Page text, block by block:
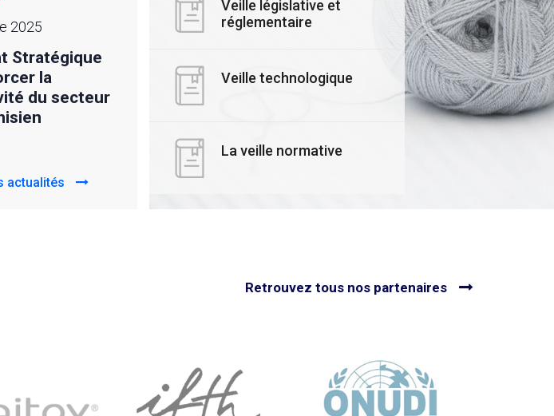
2025
du
24 mars 2025
réduisez et valorisez
𝙫𝙤𝙩𝙧𝙚 𝙚𝙢𝙥𝙧𝙚𝙞𝙣𝙩𝙚
𝙘𝙖𝙧𝙗𝙤𝙣𝙚 avec le
03 Novembre 2025
Le CETTEX
Transition :
Officiel de ses
Formateurs
Économie Circulaire
Veille législative et
réglementaire
Veille technologique
La veille normative
Retrouvez tous nos partenaires